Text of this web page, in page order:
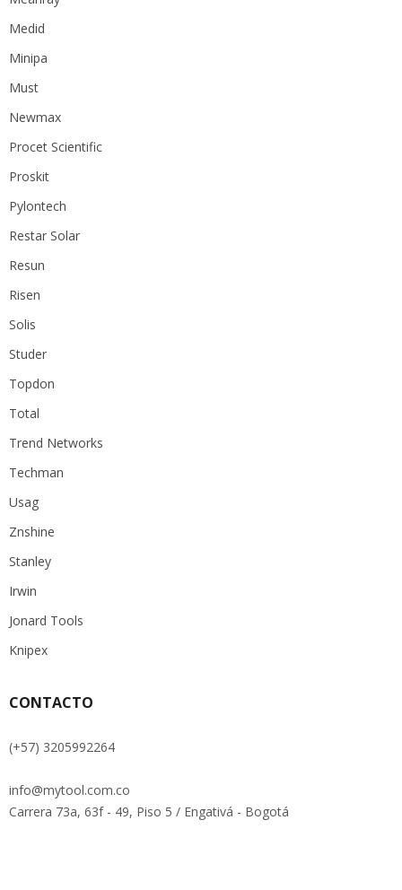
Medid
Minipa
Must
Newmax
Procet Scientific
Proskit
Pylontech
Restar Solar
Resun
Risen
Solis
Studer
Topdon
Total
Trend Networks
Techman
Usag
Znshine
Stanley
Irwin
Jonard Tools
Knipex
CONTACTO
(+57) 3205992264
info@mytool.com.co
Carrera 73a, 63f - 49, Piso 5 / Engativá - Bogotá